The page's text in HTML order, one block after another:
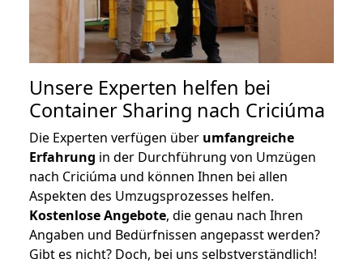
Unsere Experten helfen bei
Container Sharing nach Criciúma
Die Experten verfügen über umfangreiche
Erfahrung in der Durchführung von Umzügen
nach Criciúma und können Ihnen bei allen
Aspekten des Umzugsprozesses helfen.
Kostenlose Angebote, die genau nach Ihren
Angaben und Bedürfnissen angepasst werden?
Gibt es nicht? Doch, bei uns selbstverständlich!